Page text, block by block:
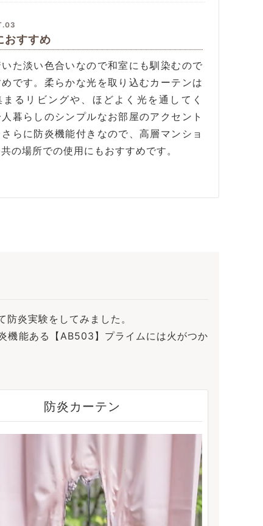
おすすめ
た淡い色合いなので和室にも馴染むので
です。柔らかな光を取り込むカーテンは
まるリビングや、ほどよく光を通してく
暮らしのシンプルなお部屋のアクセント
らに防炎機能付きなので、高層マンショ
の場所での使用にもおすすめです。
炎実験をしてみました。
機能ある【AB503】プライムには火がつか
防炎カーテン